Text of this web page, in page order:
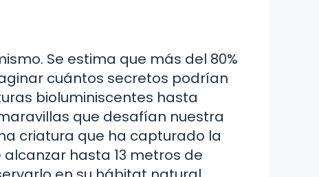
Se estima que más del 80%
cuántos secretos podrían
bioluminiscentes hasta
que desafían nuestra
criatura que ha capturado la
hasta 13 metros de